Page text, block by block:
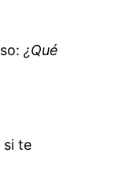
¿Qué
si te